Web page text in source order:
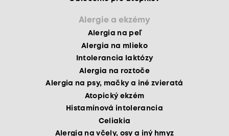
Alergie a ekzémy
Alergia na peľ
Alergia na mlieko
Intolerancia laktózy
Alergia na roztoče
Alergia na psy, mačky a iné zvieratá
Atopický ekzém
Histamínová intolerancia
Celiakia
Alergia na včely, osy a iný hmyz